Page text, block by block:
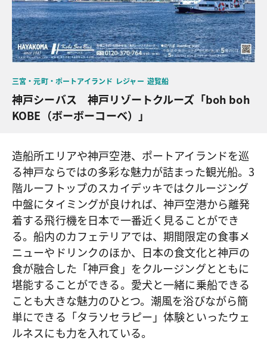
三宮・元町・ポートアイランド レジャー 遊覧船
神戸シーバス　神戸リゾートクルーズ「boh boh
KOBE（ボーボーコーベ）」
造船所エリアや神戸空港、ポートアイランドを巡
る神戸ならではの多彩な魅力が詰まった観光船。3
階ルーフトップのスカイデッキではクルージング
中盤にタイミングが良ければ、神戸空港から離発
着する飛行機を日本で一番近く見ることができ
る。船内のカフェテリアでは、期間限定の食事メ
ニューやドリンクのほか、日本の食文化と神戸の
食が融合した「神戸食」をクルージングとともに
堪能することができる。愛犬と一緒に乗船できる
ことも大きな魅力のひとつ。潮風を浴びながら簡
単にできる「タラソセラピー」体験といったウェ
ルネスにも力を入れている。